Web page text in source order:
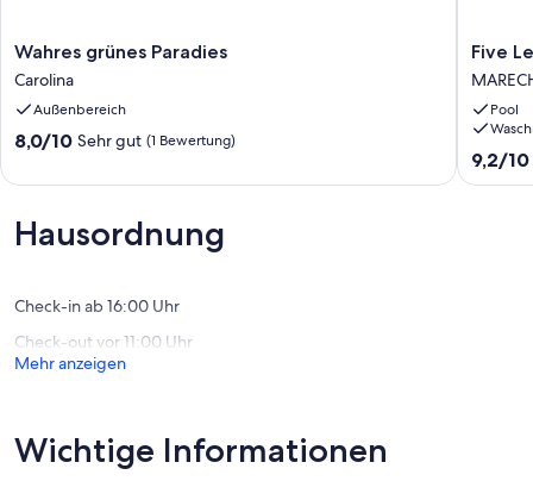
Wahres
grünes
Paradies
Carolina
Wahres grünes Paradies
Carolina
Außenbereich
8.0
10,
gut,
(1
8,0/10 Sehr gut (1 Bewertung)
Five
Leaf
Site
-
Floriano
Five
Pool
9.2
9,2/10
Hausordnung
Check-in ab 16:00 Uhr
Check-out vor 11:00 Uhr
Mehr anzeigen
Wichtige Informationen